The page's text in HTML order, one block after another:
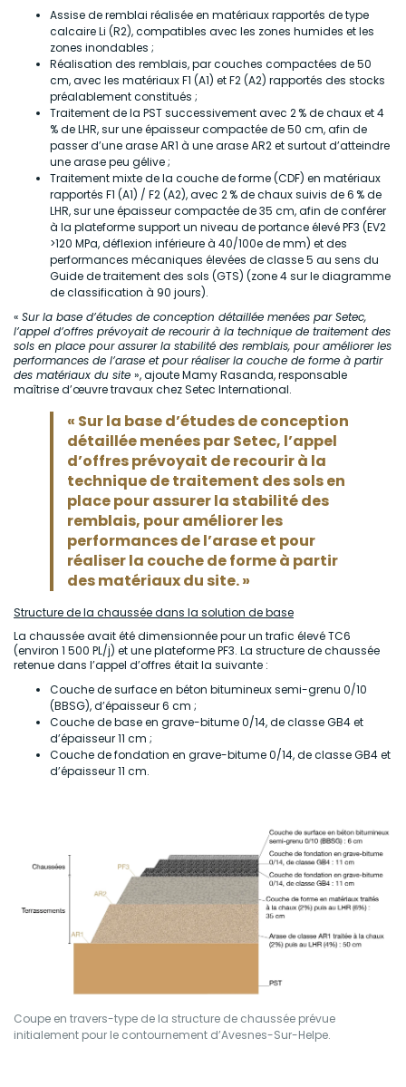
Assise de remblai réalisée en matériaux rapportés de type
calcaire Li (R2), compatibles avec les zones humides et les
zones inondables ;
Réalisation des remblais, par couches compactées de 50
cm, avec les matériaux F1 (A1) et F2 (A2) rapportés des stocks
préalablement constitués ;
Traitement de la PST successivement avec 2 % de chaux et 4
% de LHR, sur une épaisseur compactée de 50 cm, afin de
passer d’une arase AR1 à une arase AR2 et surtout d’atteindre
une arase peu gélive ;
Traitement mixte de la couche de forme (CDF) en matériaux
rapportés F1 (A1) / F2 (A2), avec 2 % de chaux suivis de 6 % de
LHR, sur une épaisseur compactée de 35 cm, afin de conférer
à la plateforme support un niveau de portance élevé PF3 (EV2
>120 MPa, déflexion inférieure à 40/100e de mm) et des
performances mécaniques élevées de classe 5 au sens du
Guide de traitement des sols (GTS) (zone 4 sur le diagramme
de classification à 90 jours).
« Sur la base d’études de conception détaillée menées par Setec,
l’appel d’offres prévoyait de recourir à la technique de traitement des
sols en place pour assurer la stabilité des remblais, pour améliorer les
performances de l’arase et pour réaliser la couche de forme à partir
des matériaux du site », ajoute Mamy Rasanda, responsable
maîtrise d’œuvre travaux chez Setec International.
« Sur la base d’études de conception
détaillée menées par Setec, l’appel
d’offres prévoyait de recourir à la
technique de traitement des sols en
place pour assurer la stabilité des
remblais, pour améliorer les
performances de l’arase et pour
réaliser la couche de forme à partir
des matériaux du site. »
Structure de la chaussée dans la solution de base
La chaussée avait été dimensionnée pour un trafic élevé TC6
(environ 1 500 PL/j) et une plateforme PF3. La structure de chaussée
retenue dans l’appel d’offres était la suivante :
Couche de surface en béton bitumineux semi-grenu 0/10
(BBSG), d’épaisseur 6 cm ;
Couche de base en grave-bitume 0/14, de classe GB4 et
d’épaisseur 11 cm ;
Couche de fondation en grave-bitume 0/14, de classe GB4 et
d’épaisseur 11 cm.
Coupe en travers-type de la structure de chaussée prévue
initialement pour le contournement d’Avesnes-Sur-Helpe.